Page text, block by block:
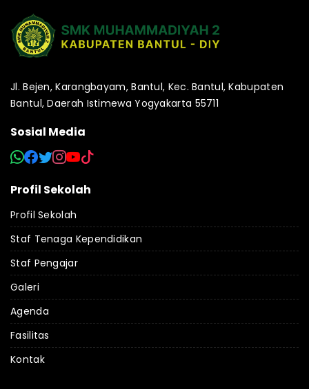
Jl. Bejen, Karangbayam, Bantul, Kec. Bantul, Kabupaten
Bantul, Daerah Istimewa Yogyakarta 55711
Sosial Media
Profil Sekolah
Profil Sekolah
Staf Tenaga Kependidikan
Staf Pengajar
Galeri
Agenda
Fasilitas
Kontak